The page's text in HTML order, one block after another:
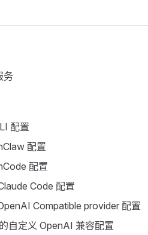
务
配置
配置
配置
Code 配置
Compatible provider 配置
自定义 OpenAI 兼容配置